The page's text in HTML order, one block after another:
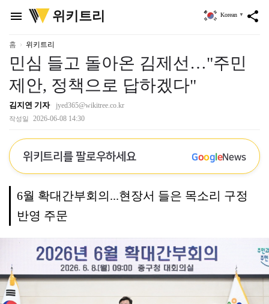
menu
위
키
리
위키트리 share
Korean ▼
홈 위키트리
민심 들고 돌아온 김제선…"주민
제안, 정책으로 답하겠다"
김지연 기자 jyed365@wikitree.co.kr
작성일 2026-06-08 14:30
위키트리를 팔로우하세요 GoogleNews
6월 확대간부회의...현장서 들은 목소리 구정
반영 주문